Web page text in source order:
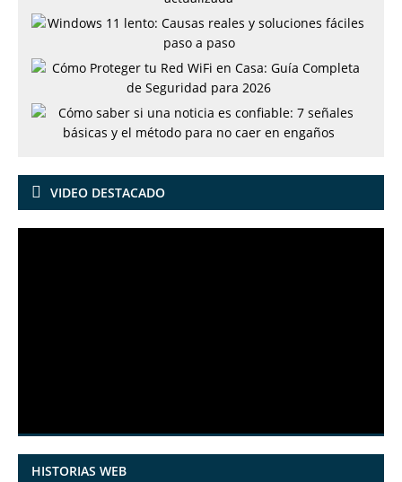
VIDEO DESTACADO
HISTORIAS WEB